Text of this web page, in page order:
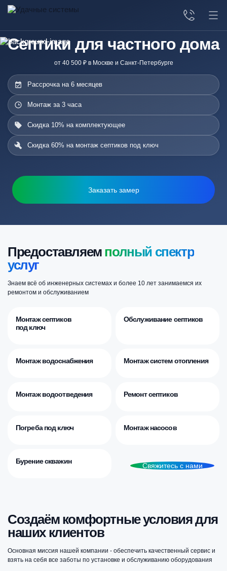
Септики для частного дома
от 40 500 ₽ в Москве и Санкт-Петербурге
Рассрочка на 6 месяцев
Монтаж за 3 часа
Скидка 10% на комплектующее
Скидка 60% на монтаж септиков под ключ
Заказать замер
Предоставляем полный спектр
услуг
Знаем всё об инженерных системах и более 10 лет занимаемся их
ремонтом и обслуживанием
Свяжитесь с нами
Монтаж септиков
под ключ
Обслуживание септиков
Монтаж водоснабжения Монтаж систем отопления
Монтаж водоотведения Ремонт септиков
Погреба под ключ Монтаж насосов
Бурение скважин
Создаём комфортные условия для
наших клиентов
Основная миссия нашей компании - обеспечить качественный сервис и
взять на себя все заботы по установке и обслуживанию оборудования